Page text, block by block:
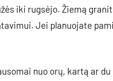
iki rugsėjo. Žiemą
Jei planuojate
nuo orų, kartą ar